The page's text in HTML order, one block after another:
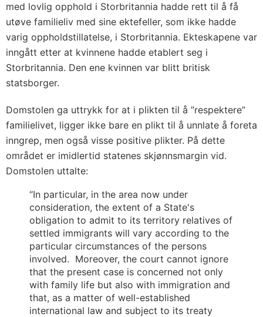
med lovlig opphold i Storbritannia hadde rett til å få
utøve familieliv med sine ektefeller, som ikke hadde
varig oppholdstillatelse, i Storbritannia. Ekteskapene var
inngått etter at kvinnene hadde etablert seg i
Storbritannia. Den ene kvinnen var blitt britisk
statsborger.
Domstolen ga uttrykk for at i plikten til å ”respektere”
familielivet, ligger ikke bare en plikt til å unnlate å foreta
inngrep, men også visse positive plikter. På dette
området er imidlertid statenes skjønnsmargin vid.
Domstolen uttalte:
“In particular, in the area now under
consideration, the extent of a State's
obligation to admit to its territory relatives of
settled immigrants will vary according to the
particular circumstances of the persons
involved. Moreover, the court cannot ignore
that the present case is concerned not only
with family life but also with immigration and
that, as a matter of well-established
international law and subject to its treaty